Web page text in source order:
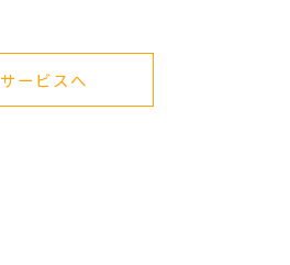
サービスへ